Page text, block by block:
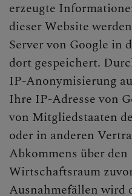
erzeugte
dieser Website
Server von Google in
dort gespeichert.
IP-Anonymisierung
Ihre IP-Adresse von
von Mitgliedstaaten
oder in anderen
Abkommens über
Wirtschaftsraum
Ausnahmefällen wird